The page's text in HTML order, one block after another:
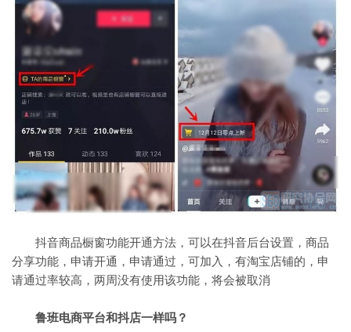
抖音商品橱窗功能开通方法，可以在抖音后台设置，商品
分享功能，申请开通，申请通过，可加入，有淘宝店铺的，申
请通过率较高，两周没有使用该功能，将会被取消
鲁班电商平台和抖店一样吗？